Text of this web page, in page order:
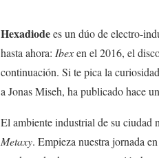
Hexadiodees un dúo de electro-
hasta ahora: Ibexen el 2016, el
continuación. Si te pica la
a Jonas Miseh, ha publicado hace
El ambiente industrial de su ciudad
Metaxy. Empieza nuestra jornada